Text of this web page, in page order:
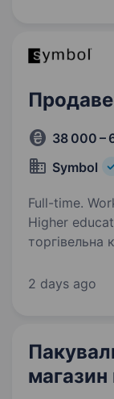
38 000 –
Symbol
Full-time.
Higher education. SYMBOL велика
торгівельна
на ринку
2 days ago